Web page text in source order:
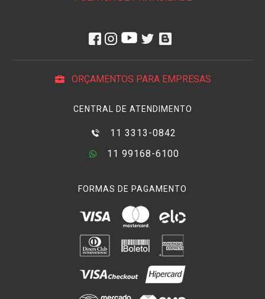
ORÇAMENTOS PARA EMPRESAS
CENTRAL DE ATENDIMENTO
11 3313-0842
11 99168-6100
FORMAS DE PAGAMENTO